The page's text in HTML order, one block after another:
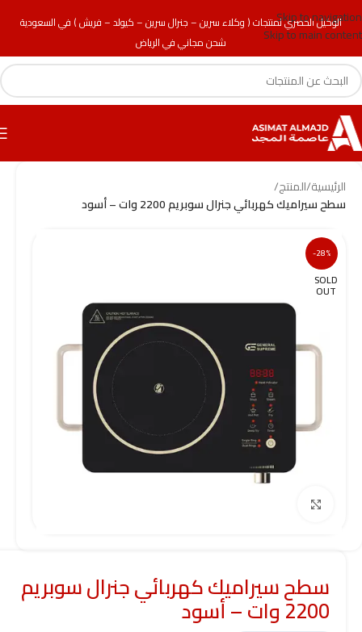
الوكيل الحصري لمنتجات ( وكلاء سرين – جنرال سرين – كيولد – فريش ) في السعودية
شحن مجاني في الرياض
Skip to navigation
Skip to main content
الرئيسية/المنتج/
سطح سيراميك كهربائي جنرال سوبريم 2200 وات – أسود
-28%
SOLD
OUT
سطح سيراميك كهربائي جنرال سوبريم
2200 وات – أسود